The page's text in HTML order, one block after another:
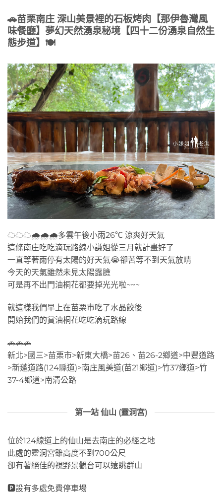
🚗苗栗南庄 深山美景裡的石板烤肉【那伊魯灣風
味餐廳】夢幻天然湧泉秘境【四十二份湧泉自然生
態步道】 🍽
☁☁☁🌧🌧🌧多雲午後小雨26℃ 涼爽好天氣
這條南庄吃吃滴玩路線小謙姐從三月就計畫好了
一直等著雨停有太陽的好天氣😭卻苦等不到天氣放晴
今天的天氣雖然未見太陽露臉
可是再不出門油桐花都要掉光光啦~~~
就這樣我們早上在苗栗市吃了水晶餃後
開始我們的賞油桐花吃吃滴玩路線
🚗🚗🚗
新北>國三>苗栗市>新東大橋>苗26、苗26-2鄉道>中豐道路
>新蓬道路(124縣道)>南庄風美道(苗21鄉道)>竹37鄉道>竹
37-4鄉道>南清公路
第一站 仙山 (靈洞宮)
位於124線道上的仙山是去南庄的必經之地
此處的靈洞宮雖高度不到700公尺
卻有著絕佳的視野景觀台可以遠眺群山
🅿設有多處免費停車場